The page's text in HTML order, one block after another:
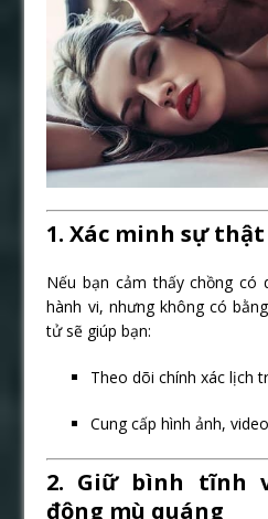
1. Xác minh sự
Nếu bạn cảm thấy chồng có
hành vi, nhưng không có
tử sẽ giúp bạn:
Theo dõi chính xác lịch
Cung cấp hình ảnh,
2. Giữ bình tĩnh
động mù quáng